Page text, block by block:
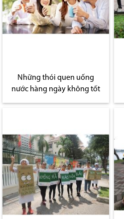
Những thói quen uống
nước hàng ngày không tốt